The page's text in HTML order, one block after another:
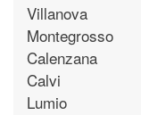
Villanova
Montegrosso
Calenzana
Calvi
Lumio